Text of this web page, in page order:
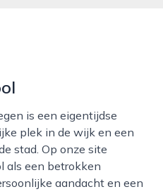
plek in de wijk en een
stad. Op onze site
als een betrokken
aandacht en een